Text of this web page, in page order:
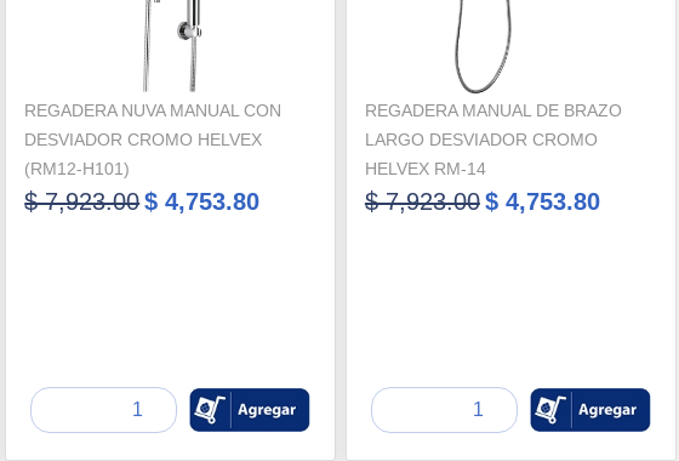
REGADERA NUVA MANUAL CON
DESVIADOR CROMO HELVEX
(RM12-H101)
$ 7,923.00$ 4,753.80
REGADERA MANUAL DE BRAZO
LARGO DESVIADOR CROMO
HELVEX RM-14
$ 7,923.00$ 4,753.80